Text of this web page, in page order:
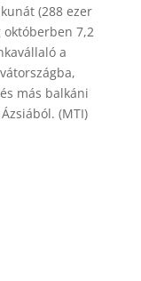
(288 ezer
7,2
a
más balkáni
(MTI)